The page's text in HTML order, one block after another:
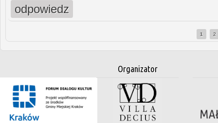
odpowiedz
1 2
Organizator